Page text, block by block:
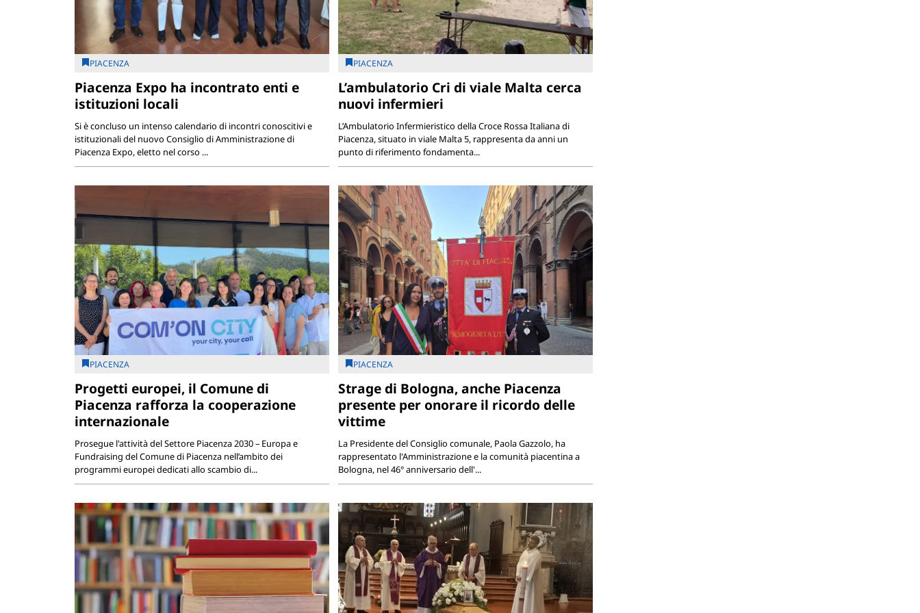
PIACENZA
Piacenza Expo ha incontrato enti e
istituzioni locali
Si è concluso un intenso calendario di incontri conoscitivi e
istituzionali del nuovo Consiglio di Amministrazione di
Piacenza Expo, eletto nel corso ...
PIACENZA
L’ambulatorio Cri di viale Malta cerca
nuovi infermieri
L’Ambulatorio Infermieristico della Croce Rossa Italiana di
Piacenza, situato in viale Malta 5, rappresenta da anni un
punto di riferimento fondamenta...
PIACENZA
Progetti europei, il Comune di
Piacenza rafforza la cooperazione
internazionale
Prosegue l'attività del Settore Piacenza 2030 – Europa e
Fundraising del Comune di Piacenza nell’ambito dei
programmi europei dedicati allo scambio di...
PIACENZA
Strage di Bologna, anche Piacenza
presente per onorare il ricordo delle
vittime
La Presidente del Consiglio comunale, Paola Gazzolo, ha
rappresentato l'Amministrazione e la comunità piacentina a
Bologna, nel 46° anniversario dell'...